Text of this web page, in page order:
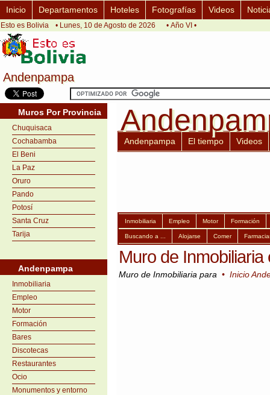
Andenpampa
Andenpampa
Inicio Departamentos Hoteles Fotografías Videos
Esto es Bolivia • Lunes, 10 de Agosto de 2026 • Año VI •
Muros Por Provincia
Chuquisaca
Cochabamba
El Beni
La Paz
Oruro
Pando
Potosí
Santa Cruz
Tarija
Andenpampa
Inmobiliaria
Empleo
Motor
Formación
Bares
Discotecas
Restaurantes
Ocio
Monumentos y entorno
Andenpampa El tiempo Videos
Inmobiliaria Empleo Motor Formación
Buscando a ... Alojarse Comer
Muro de
Muro de Inmobiliaria para • Inicio